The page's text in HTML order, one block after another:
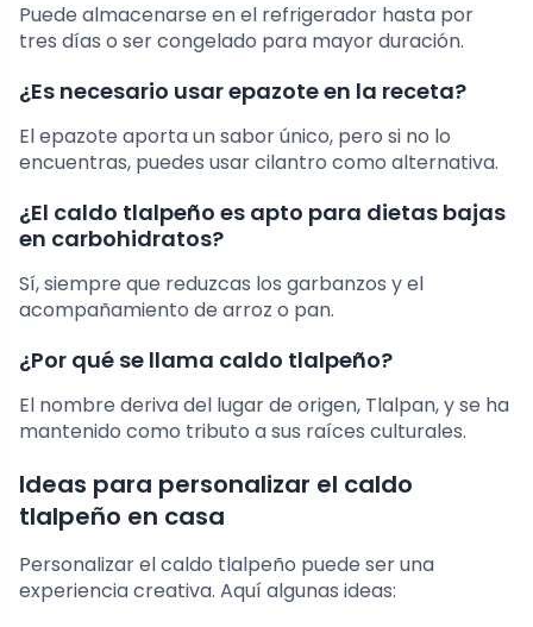
Puede almacenarse en el refrigerador hasta por
tres días o ser congelado para mayor duración.
¿Es necesario usar epazote en la receta?
El epazote aporta un sabor único, pero si no lo
encuentras, puedes usar cilantro como alternativa.
¿El caldo tlalpeño es apto para dietas bajas
en carbohidratos?
Sí, siempre que reduzcas los garbanzos y el
acompañamiento de arroz o pan.
¿Por qué se llama caldo tlalpeño?
El nombre deriva del lugar de origen, Tlalpan, y se ha
mantenido como tributo a sus raíces culturales.
Ideas para personalizar el caldo
tlalpeño en casa
Personalizar el caldo tlalpeño puede ser una
experiencia creativa. Aquí algunas ideas: